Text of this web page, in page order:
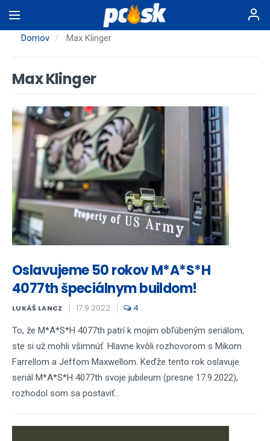
na
hlavnýDomov Max Klinger
Max Klinger
Oslavujeme 50 rokov M*A*S*H
4077th špeciálnym buildom!
LUKÁŠ LANCZ 17.9.2022 4
To, že M*A*S*H 4077th patrí k mojim obľúbeným seriálom,
ste si už mohli všimnúť. Hlavne kvôli rozhovorom s Mikom
Farrellom a Jeffom Maxwellom. Keďže tento rok oslavuje
seriál M*A*S*H 4077th svoje jubileum (presne 17.9.2022),
rozhodol som sa postaviť...